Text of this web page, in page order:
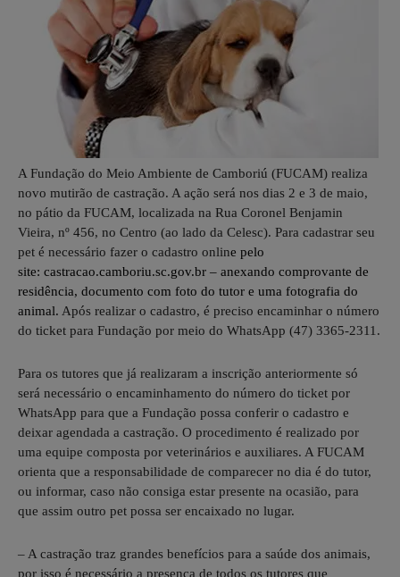
A Fundação do Meio Ambiente de Camboriú (FUCAM) realiza
novo mutirão de castração. A ação será nos dias 2 e 3 de maio,
no pátio da FUCAM, localizada na Rua Coronel Benjamin
Vieira, nº 456, no Centro (ao lado da Celesc). Para cadastrar seu
pet é necessário fazer o cadastro online pelo
site: castracao.camboriu.sc.gov.br – anexando comprovante de
residência, documento com foto do tutor e uma fotografia do
animal. Após realizar o cadastro, é preciso encaminhar o número
do ticket para Fundação por meio do WhatsApp (47) 3365-2311.
Para os tutores que já realizaram a inscrição anteriormente só
será necessário o encaminhamento do número do ticket por
WhatsApp para que a Fundação possa conferir o cadastro e
deixar agendada a castração. O procedimento é realizado por
uma equipe composta por veterinários e auxiliares. A FUCAM
orienta que a responsabilidade de comparecer no dia é do tutor,
ou informar, caso não consiga estar presente na ocasião, para
que assim outro pet possa ser encaixado no lugar.
– A castração traz grandes benefícios para a saúde dos animais,
por isso é necessário a presença de todos os tutores que